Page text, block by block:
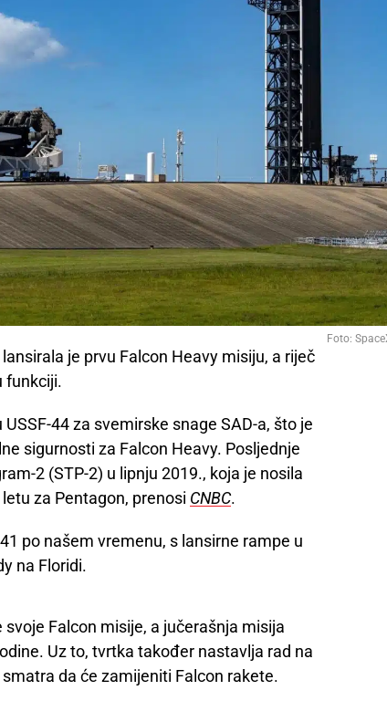
Foto:
je prvu Falcon Heavy misiju, a riječ
funkciji.
44 za svemirske snage SAD-a, što je
sigurnosti za Falcon Heavy. Posljednje
2 (STP-2) u lipnju 2019., koja je nosila
za Pentagon, prenosi CNBC.
po našem vremenu, s lansirne rampe u
na Floridi.
Falcon misije, a jučerašnja misija
Uz to, tvrtka također nastavlja rad na
da će zamijeniti Falcon rakete.